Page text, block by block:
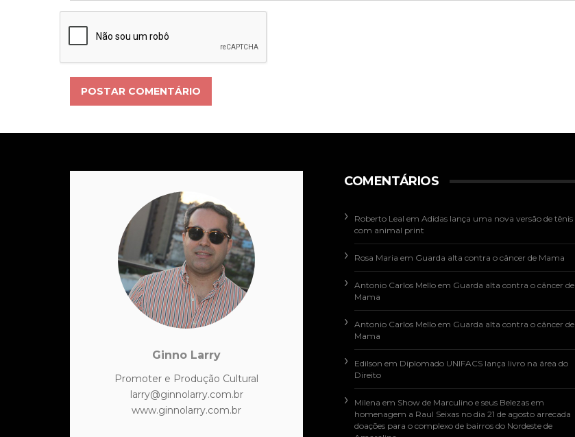
POSTAR COMENTÁRIO
Ginno Larry
Promoter e Produção Cultural
larry@ginnolarry.com.br
www.ginnolarry.com.br
COMENTÁRIOS
Roberto Leal em Adidas lança uma nova versão de tênis
com animal print
Rosa Maria em Guarda alta contra o câncer de Mama
Antonio Carlos Mello em Guarda alta contra o câncer de
Mama
Antonio Carlos Mello em Guarda alta contra o câncer de
Mama
Edilson em Diplomado UNIFACS lança livro na área do
Direito
Milena em Show de Marculino e seus Belezas em
homenagem a Raul Seixas no dia 21 de agosto arrecada
doações para o complexo de bairros do Nordeste de